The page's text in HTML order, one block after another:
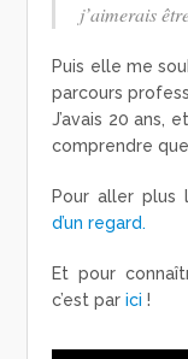
j’aimerais
Puis elle me
parcours
J’avais 20 ans,
comprendre
Pour aller plus
d’un regard.
Et pour
c’est parici !